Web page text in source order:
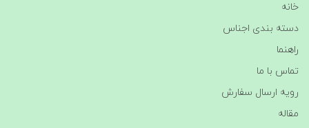
خانه
دسته بندی اجناس
راهنما
تماس با ما
رویه ارسال سفارش
مقاله